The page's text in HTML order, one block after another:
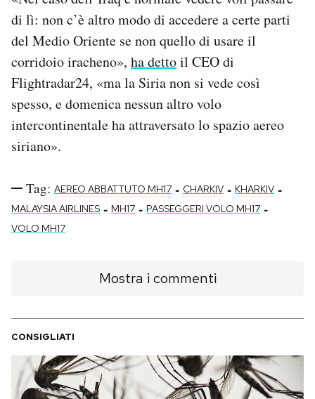
di lì: non c’è altro modo di accedere a certe parti
del Medio Oriente se non quello di usare il
corridoio iracheno», ha dettoil CEO di
Flightradar24, «ma la Siria non si vede così
spesso, e domenica nessun altro volo
intercontinentale ha attraversato lo spazio aereo
siriano».
Tag: AEREO ABBATTUTO MH17 - CHARKIV - KHARKIV -
MALAYSIA AIRLINES - MH17 - PASSEGGERI VOLO MH17 -
VOLO MH17
Mostra i commenti
CONSIGLIATI